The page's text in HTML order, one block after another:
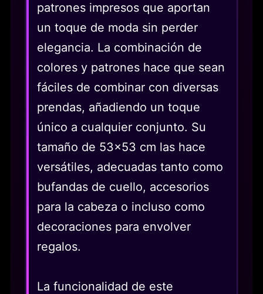
patrones impresos que aportan
un toque de moda sin perder
elegancia. La combinación de
colores y patrones hace que sean
fáciles de combinar con diversas
prendas, añadiendo un toque
único a cualquier conjunto. Su
tamaño de 53x53 cm las hace
versátiles, adecuadas tanto como
bufandas de cuello, accesorios
para la cabeza o incluso como
decoraciones para envolver
regalos.
La funcionalidad de este